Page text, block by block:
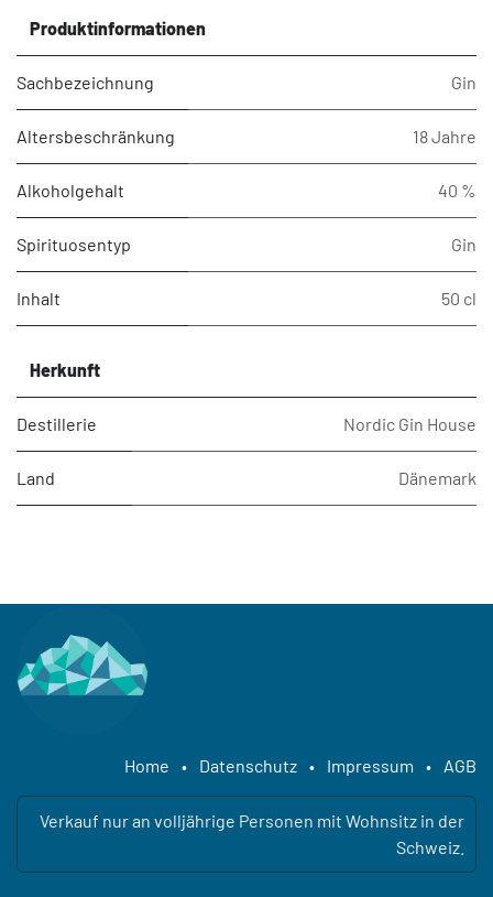
Produktinformationen
Sachbezeichnung Gin
Altersbeschränkung 18 Jahre
Alkoholgehalt 40 %
Spirituosentyp Gin
Inhalt 50 cl
Herkunft
Destillerie Nordic Gin House
Land Dänemark
Home • Datenschutz • Impressum • AGB
Verkauf nur an volljährige Personen mit Wohnsitz in der
Schweiz.